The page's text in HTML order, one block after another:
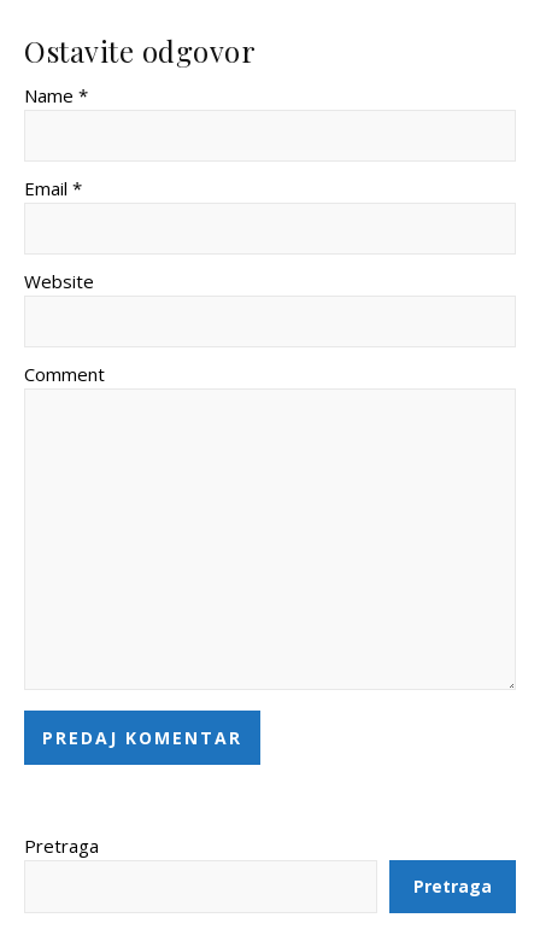
Ostavite odgovor
Name *
Email *
Website
Comment
Pretraga
Pretraga